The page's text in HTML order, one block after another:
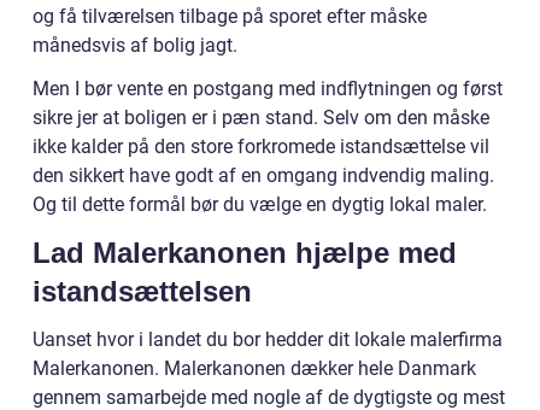
og få tilværelsen tilbage på sporet efter måske
månedsvis af bolig jagt.
Men I bør vente en postgang med indflytningen og først
sikre jer at boligen er i pæn stand. Selv om den måske
ikke kalder på den store forkromede istandsættelse vil
den sikkert have godt af en omgang indvendig maling.
Og til dette formål bør du vælge en dygtig lokal maler.
Lad Malerkanonen hjælpe med
istandsættelsen
Uanset hvor i landet du bor hedder dit lokale malerfirma
Malerkanonen. Malerkanonen dækker hele Danmark
gennem samarbejde med nogle af de dygtigste og mest